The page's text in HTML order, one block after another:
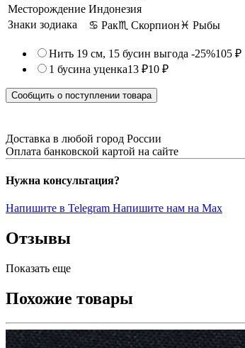
Месторождение Индонезия
Знаки зодиака
♋ Рак♏ Скорпион♓ Рыбы
Нить 19 см, 15 бусин выгода -25%105 ₽
1 бусина уценка13 ₽10 ₽
Сообщить о поступлении товара
Доставка в любой город России
Оплата банковской картой на сайте
Нужна консультация?
Напишите в Telegram Напишите нам на Max
Отзывы
Показать еще
Похожие товары